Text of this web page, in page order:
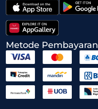
Metode Pembayaran